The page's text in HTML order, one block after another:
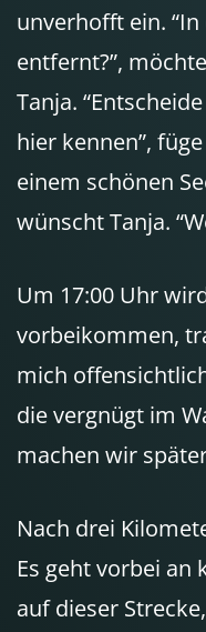
unverhofft ein.
entfernt?”,
Tanja.
hier kennen”,
einem schönen
wünscht Tanja.
Um 17:00 Uhr
vorbeikommen,
mich
die vergnügt im
machen wir
Nach drei
Es geht vorbei
auf dieser